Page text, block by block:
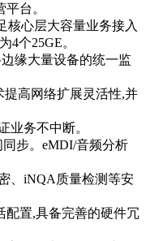
台。
核心层大容量业务接入
4个25GE。
缘大量设备的统一监
提高网络扩展灵活性,并
业务不中断。
同步。eMDI/音频分析
、iNQA质量检测等安
配置,具备完善的硬件冗